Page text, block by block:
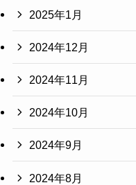
2025年1月
2024年12月
2024年11月
2024年10月
2024年9月
2024年8月